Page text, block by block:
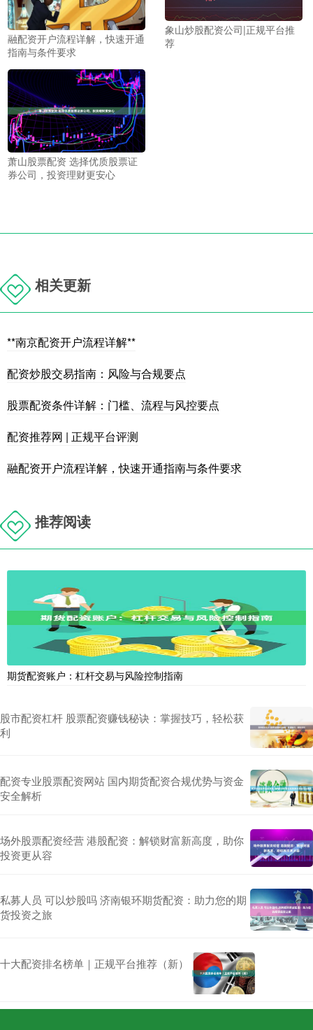
融配资开户流程详解，快速开通
指南与条件要求
象山炒股配资公司|正规平台推
荐
萧山股票配资 选择优质股票证
券公司，投资理财更安心
相关更新
**南京配资开户流程详解**
配资炒股交易指南：风险与合规要点
股票配资条件详解：门槛、流程与风控要点
配资推荐网 | 正规平台评测
融配资开户流程详解，快速开通指南与条件要求
推荐阅读
期货配资账户：杠杆交易与风险控制指南
股市配资杠杆 股票配资赚钱秘诀：掌握技巧，轻松获
利
配资专业股票配资网站 国内期货配资合规优势与资金
安全解析
场外股票配资经营 港股配资：解锁财富新高度，助你
投资更从容
私募人员 可以炒股吗 济南银环期货配资：助力您的期
货投资之旅
十大配资排名榜单｜正规平台推荐（新）